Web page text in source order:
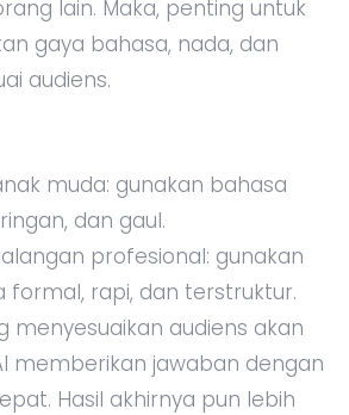
lain. Maka, penting untuk
gaya bahasa, nada, dan
audiens.
muda: gunakan bahasa
dan gaul.
profesional: gunakan
formal, rapi, dan terstruktur.
menyesuaikan audiens akan
memberikan jawaban dengan
Hasil akhirnya pun lebih